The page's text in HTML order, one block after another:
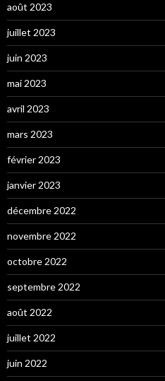
août 2023
juillet 2023
juin 2023
mai 2023
avril 2023
mars 2023
février 2023
janvier 2023
décembre 2022
novembre 2022
octobre 2022
septembre 2022
août 2022
juillet 2022
juin 2022